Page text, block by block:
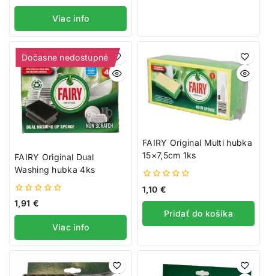
5
Viac info
Dočasne nedostupné
FAIRY Original Dual
Washing hubka 4ks
0
5
1,91 €
Viac info
FAIRY Original Multi hubka
15×7,5cm 1ks
0
5
1,10 €
Pridať do košíka